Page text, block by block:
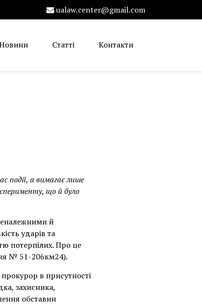
ualaw.center@gmail.com
Статті Контакти
події, а вимагає лише
що й було
й
ударів та
потерпілих. Про це
№ 51-206км24).
в присутності
захисника,
обставин